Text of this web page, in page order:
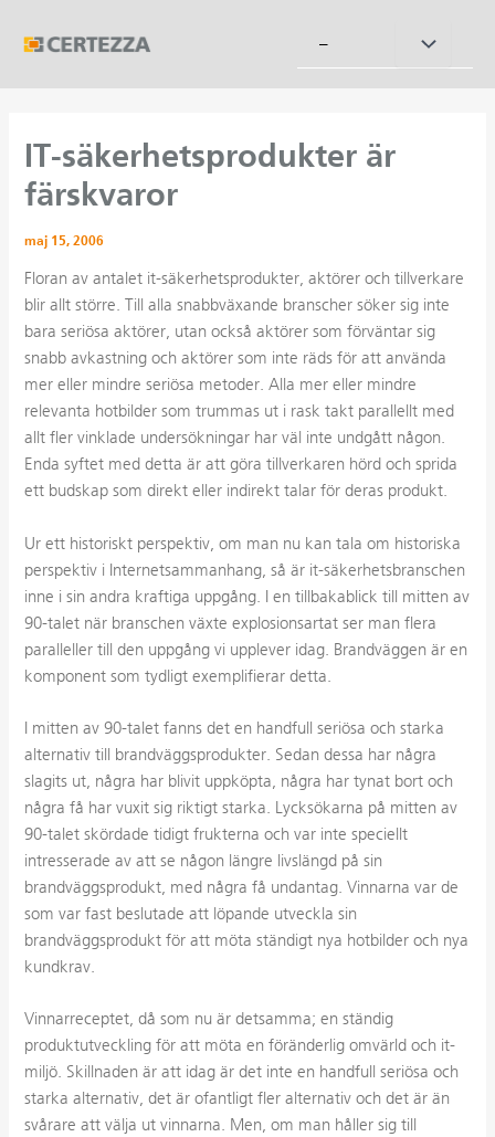
– Slå
IT-säkerhetsprodukter är
färskvaror
maj 15, 2006
Floran av antalet it-säkerhetsprodukter, aktörer och tillverkare
blir allt större. Till alla snabbväxande branscher söker sig inte
bara seriösa aktörer, utan också aktörer som förväntar sig
snabb avkastning och aktörer som inte räds för att använda
mer eller mindre seriösa metoder. Alla mer eller mindre
relevanta hotbilder som trummas ut i rask takt parallellt med
allt fler vinklade undersökningar har väl inte undgått någon.
Enda syftet med detta är att göra tillverkaren hörd och sprida
ett budskap som direkt eller indirekt talar för deras produkt.
Ur ett historiskt perspektiv, om man nu kan tala om historiska
perspektiv i Internetsammanhang, så är it-säkerhetsbranschen
inne i sin andra kraftiga uppgång. I en tillbakablick till mitten av
90-talet när branschen växte explosionsartat ser man flera
paralleller till den uppgång vi upplever idag. Brandväggen är en
komponent som tydligt exemplifierar detta.
I mitten av 90-talet fanns det en handfull seriösa och starka
alternativ till brandväggsprodukter. Sedan dessa har några
slagits ut, några har blivit uppköpta, några har tynat bort och
några få har vuxit sig riktigt starka. Lycksökarna på mitten av
90-talet skördade tidigt frukterna och var inte speciellt
intresserade av att se någon längre livslängd på sin
brandväggsprodukt, med några få undantag. Vinnarna var de
som var fast beslutade att löpande utveckla sin
brandväggsprodukt för att möta ständigt nya hotbilder och nya
kundkrav.
Vinnarreceptet, då som nu är detsamma; en ständig
produktutveckling för att möta en föränderlig omvärld och it-
miljö. Skillnaden är att idag är det inte en handfull seriösa och
starka alternativ, det är ofantligt fler alternativ och det är än
svårare att välja ut vinnarna. Men, om man håller sig till